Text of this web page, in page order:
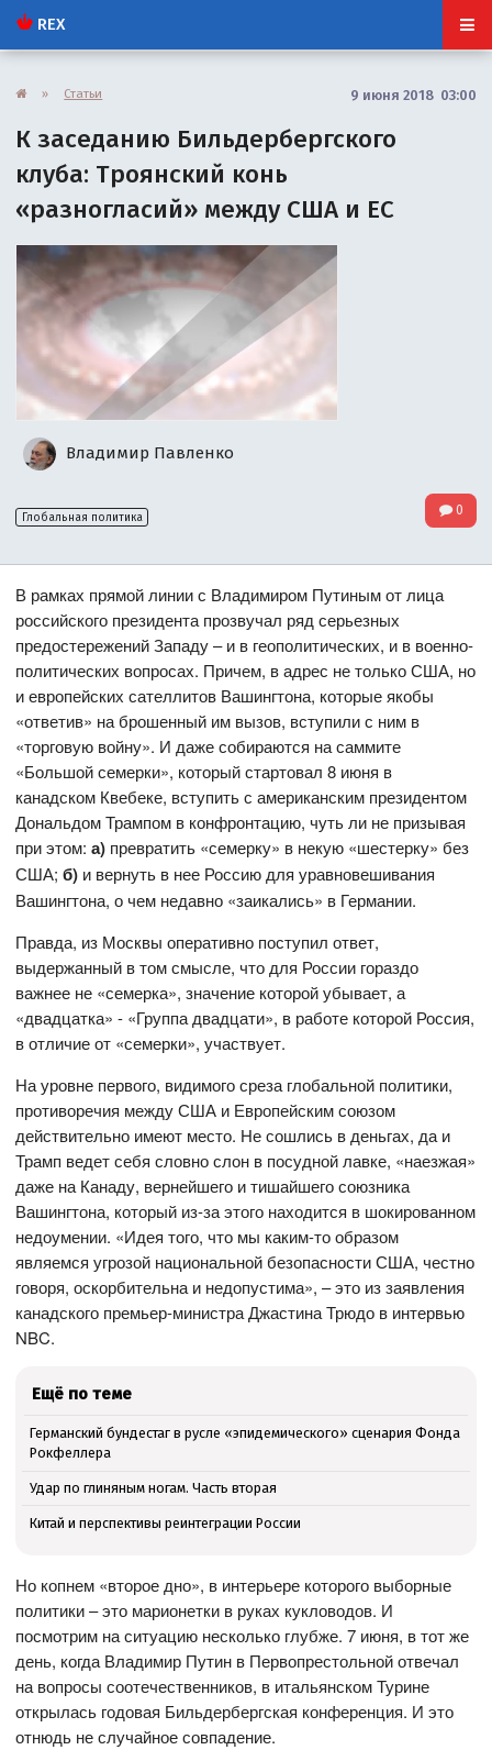
REX
» Статьи 9 июня 2018 03:00
К заседанию Бильдербергского
клуба: Троянский конь
«разногласий» между США и ЕС
Владимир Павленко
Глобальная политика 0
В рамках прямой линии с Владимиром Путиным от лица
российского президента прозвучал ряд серьезных
предостережений Западу – и в геополитических, и в военно-
политических вопросах. Причем, в адрес не только США, но
и европейских сателлитов Вашингтона, которые якобы
«ответив» на брошенный им вызов, вступили с ним в
«торговую войну». И даже собираются на саммите
«Большой семерки», который стартовал 8 июня в
канадском Квебеке, вступить с американским президентом
Дональдом Трампом в конфронтацию, чуть ли не призывая
при этом:а) превратить «семерку» в некую «шестерку» без
США;б) и вернуть в нее Россию для уравновешивания
Вашингтона, о чем недавно «заикались» в Германии.
Правда, из Москвы оперативно поступил ответ,
выдержанный в том смысле, что для России гораздо
важнее не «семерка», значение которой убывает, а
«двадцатка» - «Группа двадцати», в работе которой Россия,
в отличие от «семерки», участвует.
На уровне первого, видимого среза глобальной политики,
противоречия между США и Европейским союзом
действительно имеют место. Не сошлись в деньгах, да и
Трамп ведет себя словно слон в посудной лавке, «наезжая»
даже на Канаду, вернейшего и тишайшего союзника
Вашингтона, который из-за этого находится в шокированном
недоумении. «Идея того, что мы каким-то образом
являемся угрозой национальной безопасности США, честно
говоря, оскорбительна и недопустима», – это из заявления
канадского премьер-министра Джастина Трюдо в интервью
NBC.
Ещё по теме
Германский бундестаг в русле «эпидемического» сценария Фонда
Рокфеллера
Удар по глиняным ногам. Часть вторая
Китай и перспективы реинтеграции России
Но копнем «второе дно», в интерьере которого выборные
политики – это марионетки в руках кукловодов. И
посмотрим на ситуацию несколько глубже. 7 июня, в тот же
день, когда Владимир Путин в Первопрестольной отвечал
на вопросы соотечественников, в итальянском Турине
открылась годовая Бильдербергская конференция. И это
отнюдь не случайное совпадение.